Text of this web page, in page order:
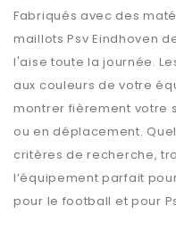
Fabriqués avec des
maillotsPsv Eindhoven
l'aise toute la journée.
aux couleurs de votre
montrer fièrement votre
ou en déplacement.
critères de recherche,
l’équipement parfait
pour le football et pour